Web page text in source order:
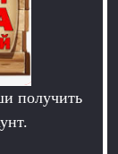
получить